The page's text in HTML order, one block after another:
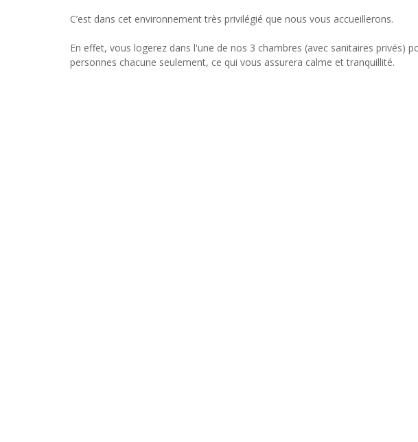
C’est dans cet environnement très privilégié que nous vous accueillerons.
En effet, vous logerez dans l'une de nos 3 chambres (avec sanitaires privés)
personnes chacune seulement, ce qui vous assurera calme et tranquillité.